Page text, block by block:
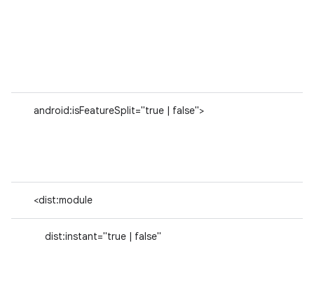
android:isFeatureSplit="true | false">
<dist:module
dist:instant="true | false"